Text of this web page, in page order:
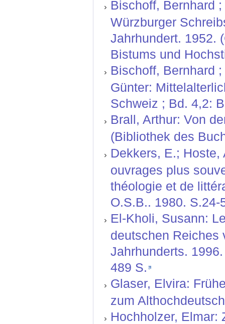
Bischoff, Bernhard
Würzburger
Jahrhundert. 1952.
Bistums und
Bischoff, Bernhard
Günter:
Schweiz ; Bd. 4,2:
Brall, Arthur: Von
(Bibliothek des
Dekkers, E.;
ouvrages plus
théologie et de
O.S.B.. 1980. S.24-
El-Kholi, Susann:
deutschen Reiches
Jahrhunderts.
489 S.
Glaser, Elvira:
zum
Hochholzer, Elmar: